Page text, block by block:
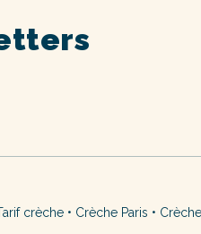
crèche • Crèche Paris •